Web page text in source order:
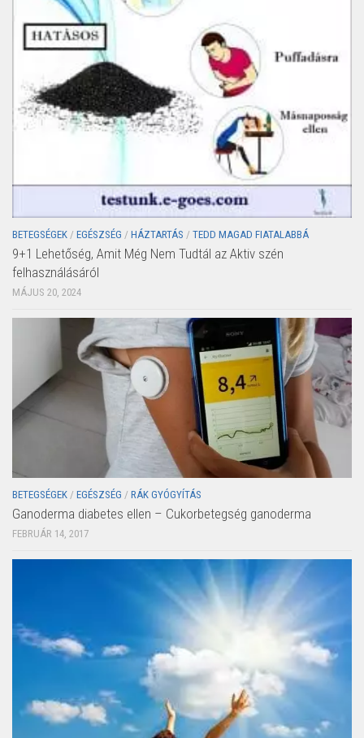
BETEGSÉGEK / EGÉSZSÉG / HÁZTARTÁS / TEDD MAGAD FIATALABBÁ
9+1 Lehetőség, Amit Még Nem Tudtál az Aktiv szén
felhasználásáról
MÁJUS 20, 2024
BETEGSÉGEK / EGÉSZSÉG / RÁK GYÓGYÍTÁS
Ganoderma diabetes ellen – Cukorbetegség ganoderma
FEBRUÁR 14, 2017